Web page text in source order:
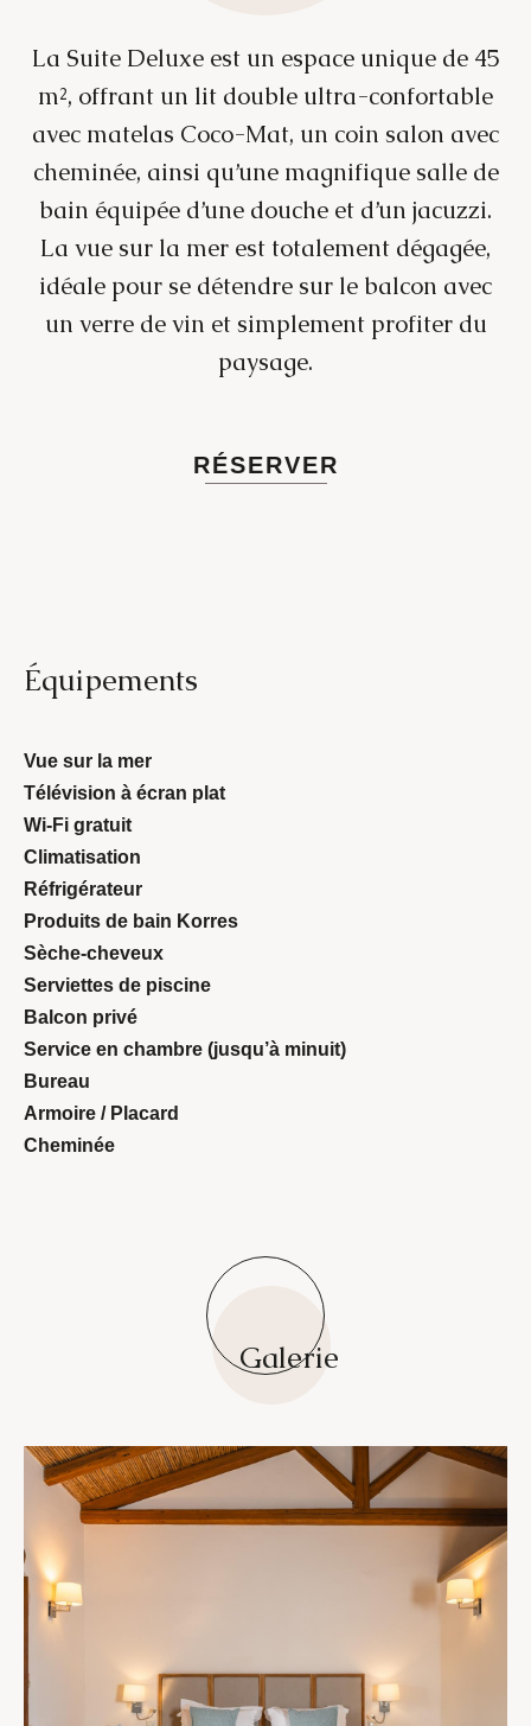
La Suite Deluxe est un espace unique de 45
m², offrant un lit double ultra-confortable
avec matelas Coco-Mat, un coin salon avec
cheminée, ainsi qu’une magnifique salle de
bain équipée d’une douche et d’un jacuzzi.
La vue sur la mer est totalement dégagée,
idéale pour se détendre sur le balcon avec
un verre de vin et simplement profiter du
paysage.
RÉSERVER
Équipements
Vue sur la mer
Télévision à écran plat
Wi-Fi gratuit
Climatisation
Réfrigérateur
Produits de bain Korres
Sèche-cheveux
Serviettes de piscine
Balcon privé
Service en chambre (jusqu’à minuit)
Bureau
Armoire / Placard
Cheminée
Galerie